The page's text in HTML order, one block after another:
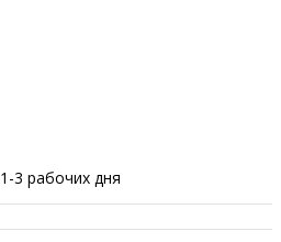
1-3 рабочих дня